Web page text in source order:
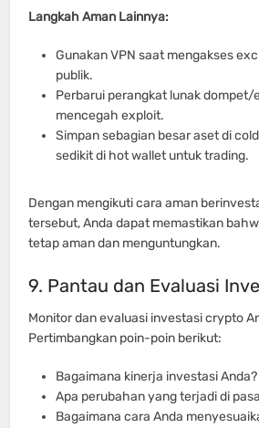
Langkah Aman Lainnya:
Gunakan VPN saat mengakses
publik.
Perbarui perangkat lunak
mencegah exploit.
Simpan sebagian besar aset di
sedikit di hot wallet untuk trading.
Dengan mengikuti cara aman
tersebut, Anda dapat memastikan
tetap aman dan menguntungkan.
9. Pantau dan Evaluasi
Monitor dan evaluasi investasi crypto
Pertimbangkan poin-poin berikut:
Bagaimana kinerja investasi Anda?
Apa perubahan yang terjadi di
Bagaimana cara Anda